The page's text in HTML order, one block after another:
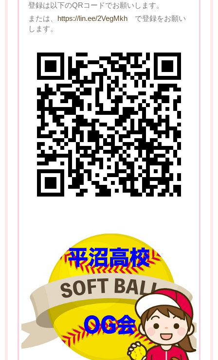
登録は以下のQRコードでお願いします。
または、 https://lin.ee/2VegMkh で登録をお願い
します。